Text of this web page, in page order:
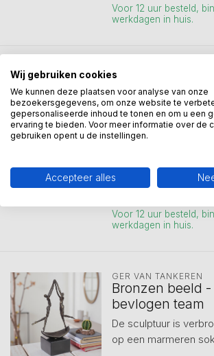
Voor 12 uur besteld,
werkdagen in huis.
Vergelijk
Beelden Een
team set
Een goede
beeldjes.
€135,00
Voor 12 uur besteld,
werkdagen in huis.
GER VAN TANKEREN
Bronzen beeld -
bevlogen team
De sculptuur is
op een marmeren
Wij gebruiken cookies
We kunnen deze plaatsen voor analyse van onze
bezoekersgegevens, om onze website te
gepersonaliseerde inhoud te tonen en om u een
ervaring te bieden. Voor meer informatie over de
gebruiken opent u de instellingen.
Accepteer alles